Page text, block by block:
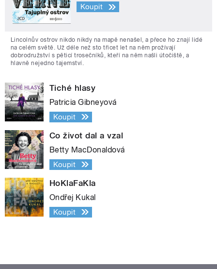
Koupit
Lincolnův ostrov nikdo nikdy na mapě nenašel, a přece ho znají lidé
na celém světě. Už déle než sto třicet let na něm prožívají
dobrodružství s pěticí trosečníků, kteří na něm našli útočiště, a
hlavně nejedno tajemství.
Tiché hlasy
Patricia Gibneyová
Koupit
Co život dal a vzal
Betty MacDonaldová
Koupit
HoKlaFaKla
Ondřej Kukal
Koupit